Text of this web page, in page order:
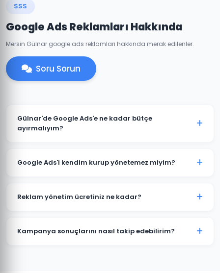
SSS
Google Ads Reklamları Hakkında
Mersin Gülnar google ads reklamları hakkında merak edilenler.
Soru Sorun
Gülnar'de Google Ads'e ne kadar bütçe
ayırmalıyım?
TL ile başlanabilir. Ancak anlamlı sonuçlar için 3.000-
Google Ads'i kendim kurup yönetemez miyim?
kampanyalar bütçenizi hızla tüketir. Gülnar'deki
artırmaktadır.
Reklam yönetim ücretiniz ne kadar?
%15-20'si arasında değişmektedir. Gülnar için
Kampanya sonuçlarını nasıl takip edebilirim?